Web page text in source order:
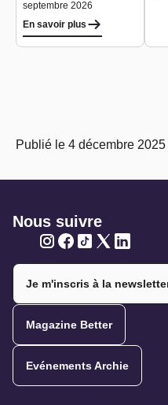
septembre 2026
En savoir plus
Publié le 4 décembre
Nous suivre
Je m'inscris à la
Magazine Better
Evénements Archie